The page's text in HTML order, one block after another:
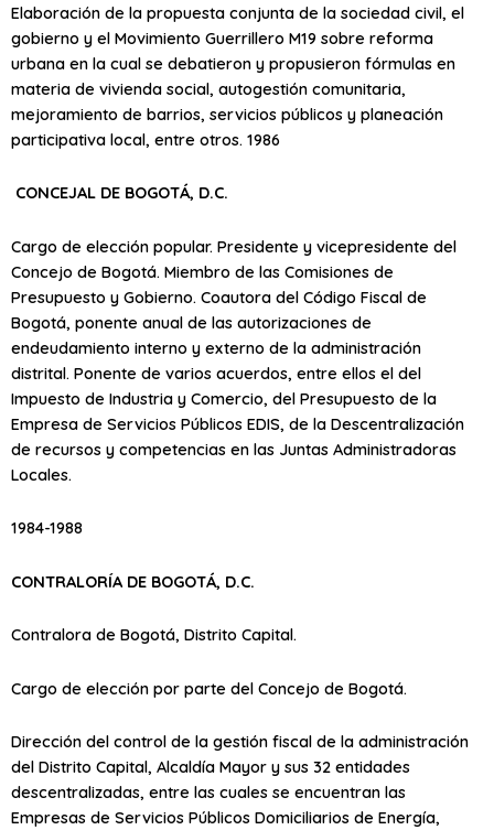
Elaboración de la propuesta conjunta de la sociedad civil, el
gobierno y el Movimiento Guerrillero M19 sobre reforma
urbana en la cual se debatieron y propusieron fórmulas en
materia de vivienda social, autogestión comunitaria,
mejoramiento de barrios, servicios públicos y planeación
participativa local, entre otros. 1986
CONCEJAL DE BOGOTÁ, D.C.
Cargo de elección popular. Presidente y vicepresidente del
Concejo de Bogotá. Miembro de las Comisiones de
Presupuesto y Gobierno. Coautora del Código Fiscal de
Bogotá, ponente anual de las autorizaciones de
endeudamiento interno y externo de la administración
distrital. Ponente de varios acuerdos, entre ellos el del
Impuesto de Industria y Comercio, del Presupuesto de la
Empresa de Servicios Públicos EDIS, de la Descentralización
de recursos y competencias en las Juntas Administradoras
Locales.
1984-1988
CONTRALORÍA DE BOGOTÁ, D.C.
Contralora de Bogotá, Distrito Capital.
Cargo de elección por parte del Concejo de Bogotá.
Dirección del control de la gestión fiscal de la administración
del Distrito Capital, Alcaldía Mayor y sus 32 entidades
descentralizadas, entre las cuales se encuentran las
Empresas de Servicios Públicos Domiciliarios de Energía,